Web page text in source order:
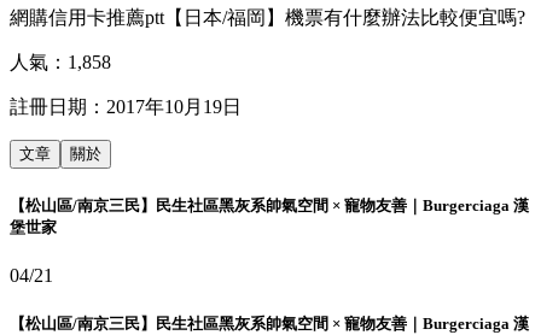
網購信用卡推薦ptt【日本/福岡】機票有什麼辦法比較便宜嗎?
人氣： 1,858
註冊日期： 2017年10月19日
文章 關於
【松山區/南京三民】民生社區黑灰系帥氣空間 × 寵物友善｜Burgerciaga 漢
堡世家
04/21
【松山區/南京三民】民生社區黑灰系帥氣空間 × 寵物友善｜Burgerciaga 漢